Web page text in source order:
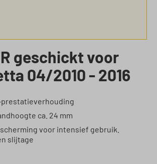
geschickt voor
04/2010 - 2016
ca. 24 mm
voor intensief gebruik.
slijtage